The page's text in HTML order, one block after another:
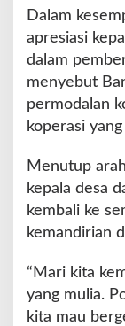
Dalam
apresiasi
dalam
menyebut
permodalan
koperasi
Menutup
kepala desa
kembali ke
kemandirian
“Mari kita
yang mulia.
kita mau